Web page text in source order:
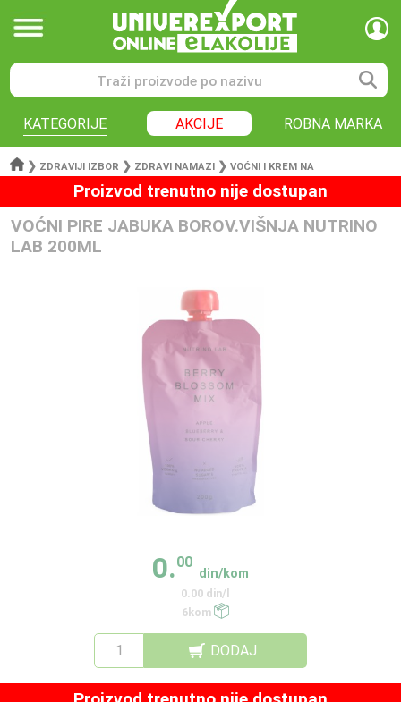
KATEGORIJE AKCIJE ROBNA MARKA
❯ ZDRAVIJI IZBOR ❯ ZDRAVI NAMAZI ❯ VOĆNI I KREM NA
Proizvod trenutno nije dostupan
VOĆNI PIRE JABUKA BOROV.VIŠNJA NUTRINO
LAB 200ML
0.00
din/kom
0.00 din/l
6kom
DODAJ